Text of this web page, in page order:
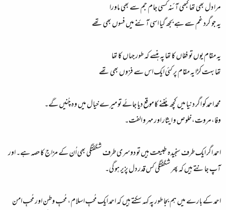
مرا دل بھی تھا کبھی آئنہ کسی جام جم سے بھی ماورا
یہ جو گرد غم سے ہے بجھ گیا اسی آئنے میں فسوں بھی تھے
یہ مقام یوں تو فغاں کا تھا پہ ہنسے کہ طور جہاں کا تھا
تھا بہت کڑا یہ مقام پر کئی ایک اس سے فزوں بھی تھے
محمد احمدکو اگر دنیا میں کچھ چُننے کا موقع دیا جائے تو میرے خیال میں وہ چُنیں گے۔
وفا،مروت،خلوص و ایثار اور مہر و الفت۔
احمد اگر ایک طرف سنجیدہ طبیعت ہیں تو دوسری طرف شگفتگی بھی اُن کے مزاج کا حصہ ہے۔ اور
آپ جانتے ہیں کہ پھر شگفتگی کس قدر دل پزیر ہو گی۔
احمد کے بارے میں ہم بجا طور پہ کہہ سکتے ہیں کہ احمد ایک مُحبِ اسلام، مُحبِ وطن اور مُحبِ امن